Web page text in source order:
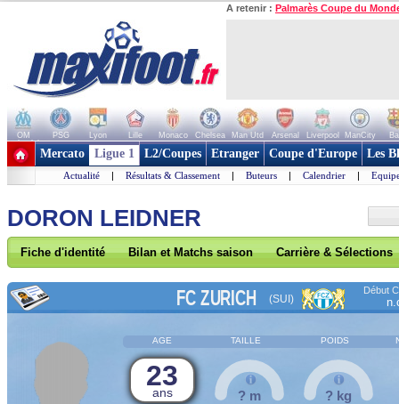
A retenir : Palmarès Coupe du
OM PSG Lyon Lille Monaco Chelsea Man Utd Arsenal Liverpool ManCity
+ de clubs
Mercato Ligue 1 L2/Coupes Etranger Coupe d'Europe Les
Actualité | Résultats & Classement | Buteurs | Calendrier |
DORON LEIDNER
Fiche d'identité Bilan et Matchs saison Carrière & Sélections
FC ZURICH (SUI)
Début
AGE TAILLE POIDS
23
ans ? m ? kg